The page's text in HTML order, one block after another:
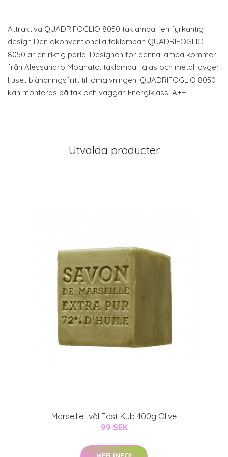
Attraktiva QUADRIFOGLIO 8050 taklampa i en fyrkantig
design Den okonventionella taklampan QUADRIFOGLIO
8050 är en riktig pärla. Designen för denna lampa kommer
från Alessandro Mognato. taklampa i glas och metall avger
ljuset bländningsfritt till omgivningen. QUADRIFOGLIO 8050
kan monteras på tak och väggar. Energiklass: A++
Utvalda producter
Marseille tvål Fast Kub 400g Olive
99 SEK